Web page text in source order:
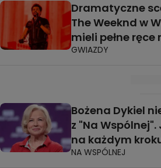
Dramatyczne
The Weeknd w
mieli pełne
GWIAZDY
Bożena Dykiel
z "Na
na każdym
NA WSPÓLNEJ